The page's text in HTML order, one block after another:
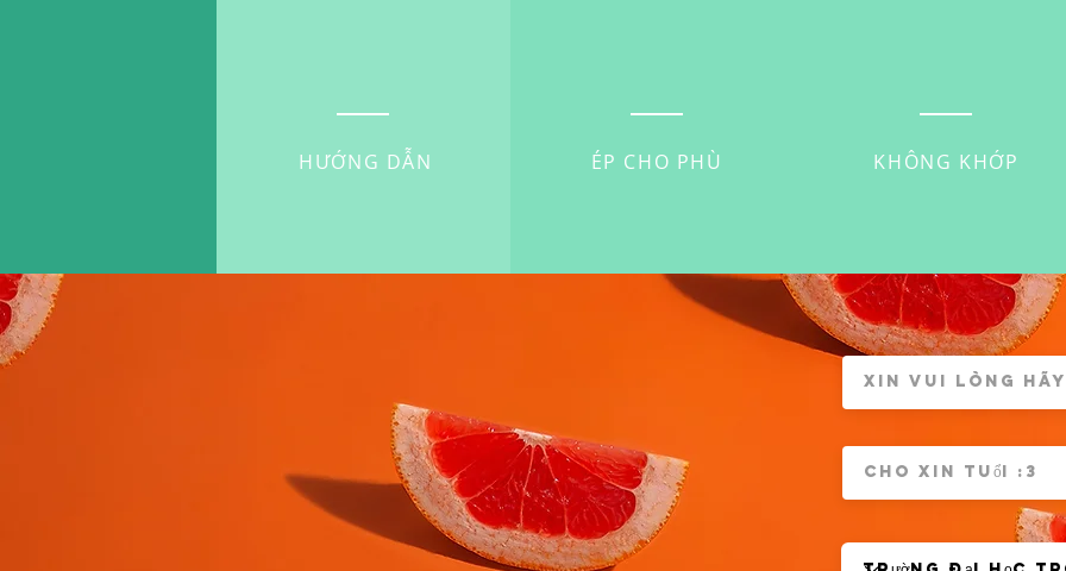
HƯỚNG DẪN ÉP CHO PHÙ KHÔNG KHỚP